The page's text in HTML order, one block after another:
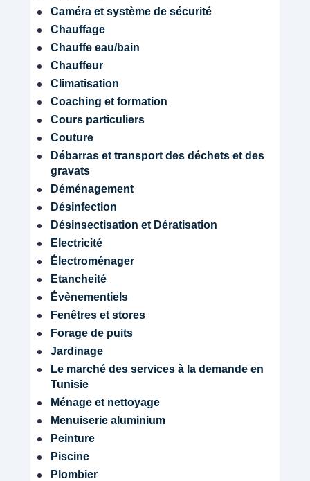
Caméra et système de sécurité
Chauffage
Chauffe eau/bain
Chauffeur
Climatisation
Coaching et formation
Cours particuliers
Couture
Débarras et transport des déchets et des
gravats
Déménagement
Désinfection
Désinsectisation et Dératisation
Electricité
Électroménager
Etancheité
Évènementiels
Fenêtres et stores
Forage de puits
Jardinage
Le marché des services à la demande en
Tunisie
Ménage et nettoyage
Menuiserie aluminium
Peinture
Piscine
Plombier